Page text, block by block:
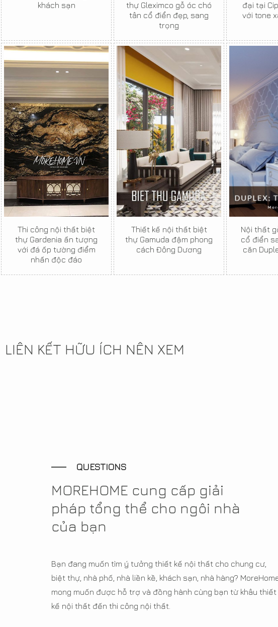
khách sạn
thự Gleximco gỗ óc chó
tân cổ điển đẹp, sang
trọng
đại tại
với tone
Thi công nội thất biệt
thự Gardenia ấn tượng
với đá ốp tường điểm
nhấn độc đáo
Thiết kế nội thất biệt
thự Gamuda đậm phong
cách Đông Dương
Nội thất
cổ điển
căn
LIÊN KẾT HỮU ÍCH NÊN XEM
QUESTIONS
MOREHOME cung cấp giải
pháp tổng thể cho ngôi nhà
của bạn
Bạn đang muốn tìm ý tưởng thiết kế nội thất cho chung cư,
biệt thự, nhà phố, nhà liền kề, khách sạn, nhà hàng?
mong muốn được hỗ trợ và đồng hành cùng bạn từ khâu thiết
kế nội thất đến thi công nội thất.